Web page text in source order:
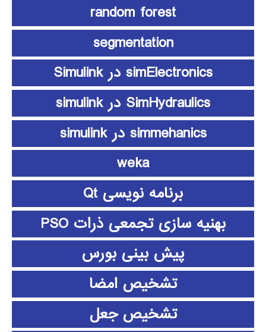
random forest
segmentation
simElectronics در Simulink
SimHydraulics در simulink
simmehanics در simulink
weka
برنامه نویسی Qt
بهنیه سازی تجمعی ذرات PSO
پیش بینی بورس
تشخیص امضا
تشخیص جعل